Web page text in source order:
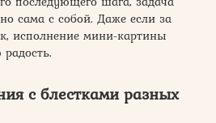
сама с собой. Даже если за
исполнение мини-картины
с блестками разных